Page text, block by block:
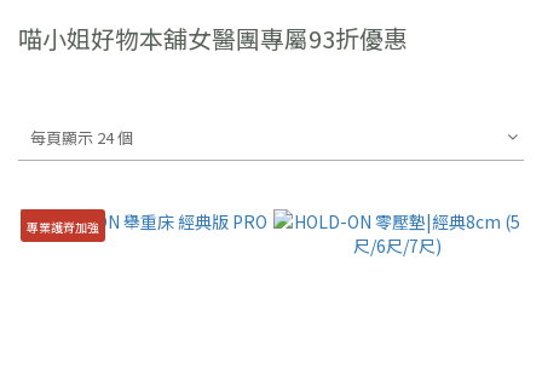
喵小姐好物本舖女醫團專屬93折優惠
每頁顯示 24 個
專業護脊加強